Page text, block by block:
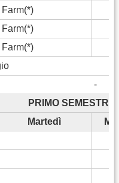
Farm(*)
Farm(*)
Farm(*)
-
PRIMO SEMESTRE
Martedì